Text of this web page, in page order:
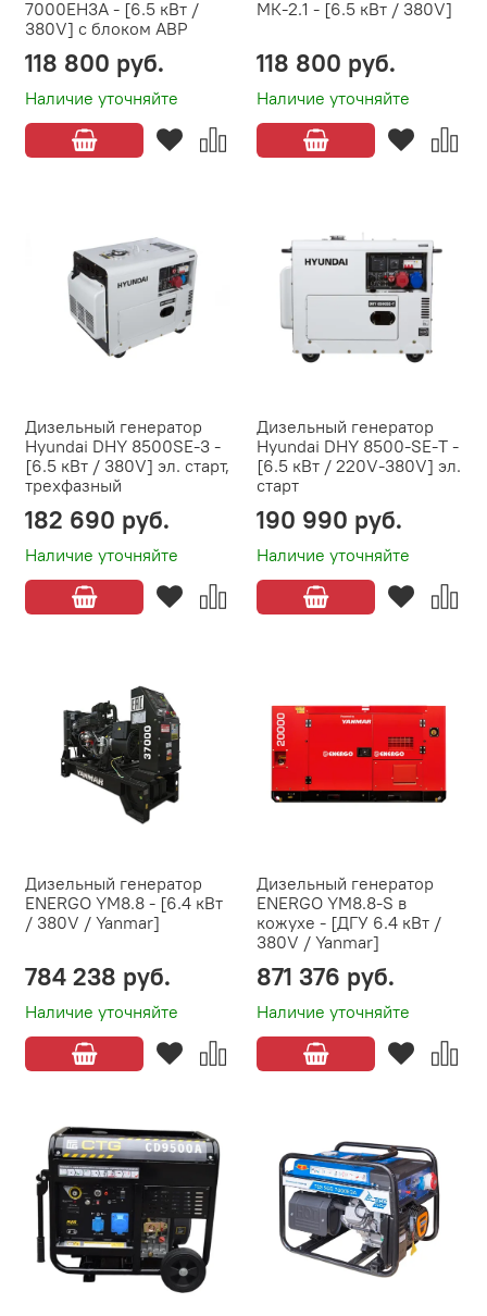
7000EH3A - [6.5 кВт /
380V] с блоком АВР
Наличие уточняйте
118 800 руб.
МК-2.1 - [6.5 кВт / 380V]
Наличие уточняйте
118 800 руб.
Дизельный генератор
Hyundai DHY 8500SE-3 -
[6.5 кВт / 380V] эл. старт,
трехфазный
Наличие уточняйте
182 690 руб.
Дизельный генератор
Hyundai DHY 8500-SE-T -
[6.5 кВт / 220V-380V] эл.
старт
Наличие уточняйте
190 990 руб.
Дизельный генератор
ENERGO YM8.8 - [6.4 кВт
/ 380V / Yanmar]
Наличие уточняйте
784 238 руб.
Дизельный генератор
ENERGO YM8.8-S в
кожухе - [ДГУ 6.4 кВт /
380V / Yanmar]
Наличие уточняйте
871 376 руб.